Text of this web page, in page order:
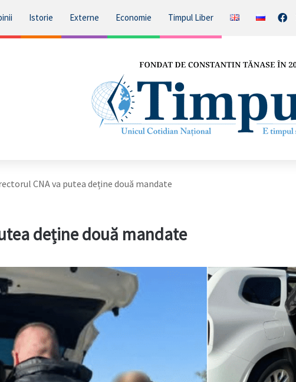
Istorie Externe Economie Timpul Liber
CNA va putea deține două mandate
deține două mandate